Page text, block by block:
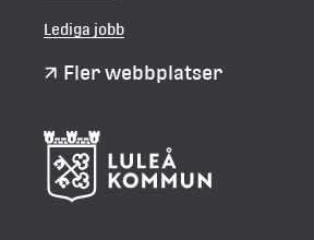
Lediga jobb
Fler webbplatser